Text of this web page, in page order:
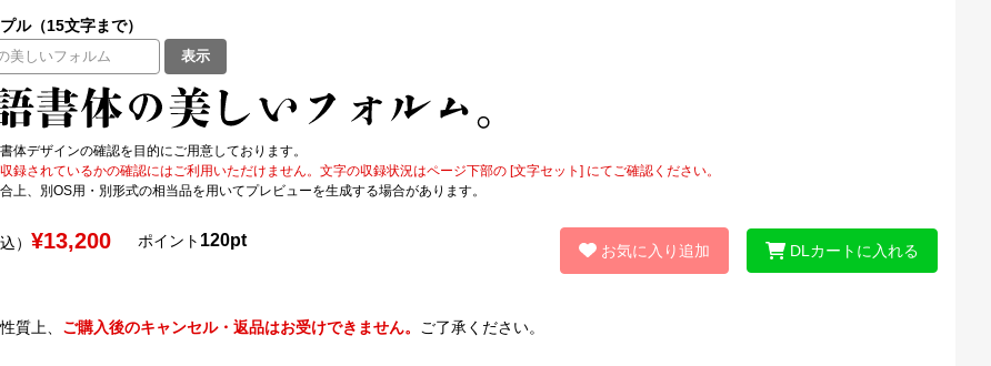
ル（15文字まで）
表示
体デザインの確認を目的にご用意しております。
録されているかの確認にはご利用いただけません。文字の収録状況はページ下部の [文字セット] にてご確認ください。
上、別OS用・別形式の相当品を用いてプレビューを生成する場合があります。
） ¥13,200 ポイント 120pt
お気に入り追加 DLカートに入れる
質上、 ご購入後のキャンセル・返品はお受けできません。 ご了承ください。